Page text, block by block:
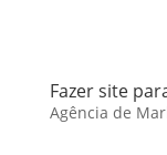
Fazer site
Agência de